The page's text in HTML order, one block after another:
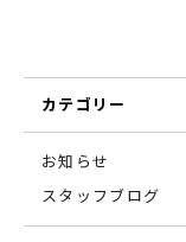
カテゴリー
お知らせ
スタッフブログ